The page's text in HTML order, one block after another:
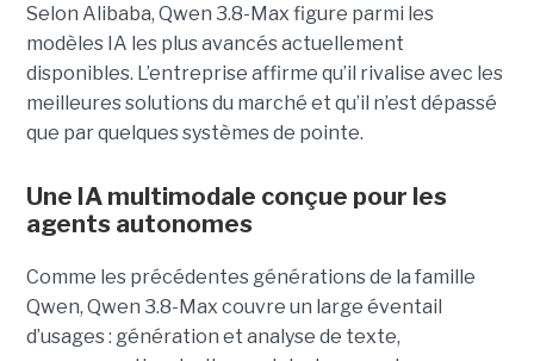
Selon Alibaba, Qwen 3.8-Max figure parmi les
modèles IA les plus avancés actuellement
disponibles. L’entreprise affirme qu’il rivalise avec les
meilleures solutions du marché et qu’il n’est dépassé
que par quelques systèmes de pointe.
Une IA multimodale conçue pour les
agents autonomes
Comme les précédentes générations de la famille
Qwen, Qwen 3.8-Max couvre un large éventail
d’usages : génération et analyse de texte,